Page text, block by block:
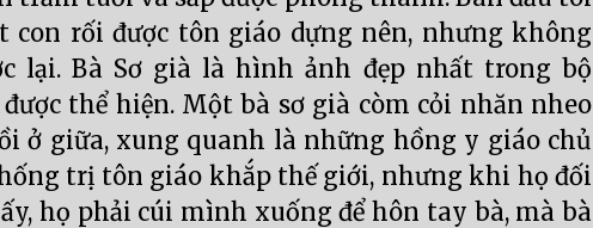
con rối được tôn giáo dựng nên, nhưng không
lại. Bà Sơ già là hình ảnh đẹp nhất trong bộ
thể hiện. Một bà sơ già còm cỏi nhăn nheo
ở giữa, xung quanh là những hồng y giáo chủ
trị tôn giáo khắp thế giới, nhưng khi họ đối
họ phải cúi mình xuống để hôn tay bà, mà bà